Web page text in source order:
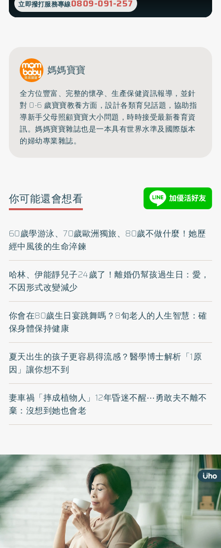
立即撥打服務專線0809-091-257
媽媽寶寶
全方位豐富、完整的懷孕、生產保健資訊報導，並針
對 0-6 歲寶寶教養方面，設計各類育兒話題，協助指
導新手父母照顧寶寶大小問題，時時接受最新養育資
訊。媽媽寶寶雜誌也是一本具有世界水準及國際版本
的婦幼專業雜誌。
你可能還會想看
60歲學游泳、70歲歐洲獨旅、80歲不做什麼！她歷
經中風後的生命淬鍊
哈林、伊能靜兒子24歲了！離婚仍幫孩過生日：愛，
不因形式改變減少
你會在80歲生日宴跳舞嗎？8旬老人的人生智慧：確
保身體保持健康
夏天出生的孩子更容易得流感？醫學博士解析「1原
因」讓你想不到
妻車禍「摔成植物人」12年昏迷不醒⋯勇敢夫不離不
棄：沒想到她也會老